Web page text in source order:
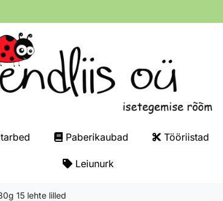
Paberikaubad Tööriistad
Leiunurk
15 lehte lilled